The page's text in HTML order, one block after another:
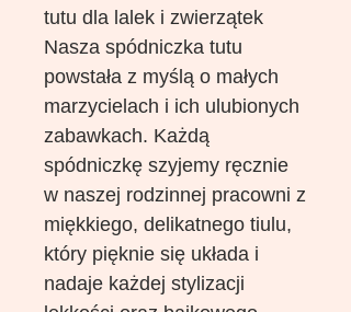
tutu dla lalek i zwierzątek
Nasza spódniczka tutu
powstała z myślą o małych
marzycielach i ich ulubionych
zabawkach. Każdą
spódniczkę szyjemy ręcznie
w naszej rodzinnej pracowni z
miękkiego, delikatnego tiulu,
który pięknie się układa i
nadaje każdej stylizacji